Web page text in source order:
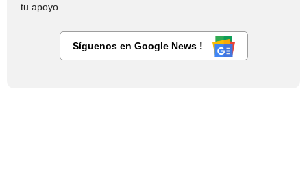
tu apoyo.
Síguenos en Google News !